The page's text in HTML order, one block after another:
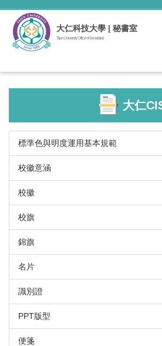
跳
主
要
容
大仁科技大學 | 秘書室
Tajen University Office of Secretariat
大仁
標準色與明度運用基本規範
校徽意涵
校徽
校旗
錦旗
名片
識別證
PPT版型
便箋